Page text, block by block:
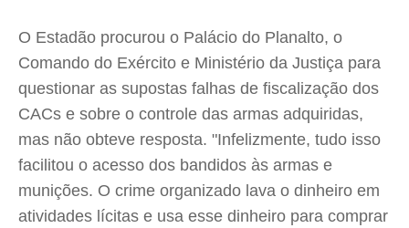
O Estadão procurou o Palácio do Planalto, o
Comando do Exército e Ministério da Justiça para
questionar as supostas falhas de fiscalização dos
CACs e sobre o controle das armas adquiridas,
mas não obteve resposta. "Infelizmente, tudo isso
facilitou o acesso dos bandidos às armas e
munições. O crime organizado lava o dinheiro em
atividades lícitas e usa esse dinheiro para comprar